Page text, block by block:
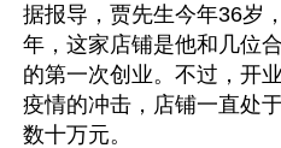
据报导，贾先生今年36岁
年，这家店铺是他和几位
的第一次创业。不过，开
疫情的冲击，店铺一直处
数十万元。